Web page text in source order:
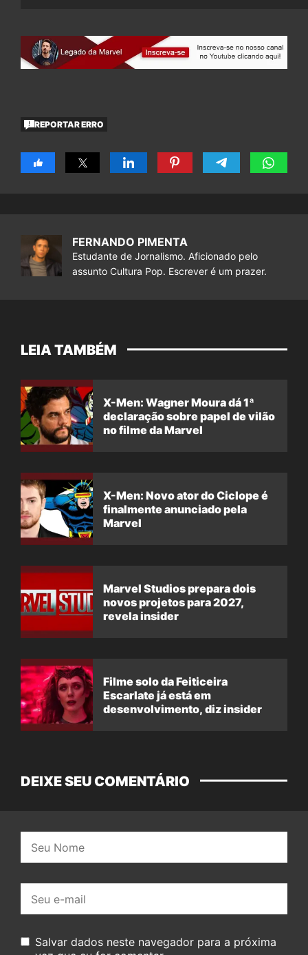
REPORTAR ERRO
FERNANDO PIMENTA
Estudante de Jornalismo. Aficionado pelo
assunto Cultura Pop. Escrever é um prazer.
LEIA TAMBÉM
X-Men: Wagner Moura dá 1ª
declaração sobre papel de vilão
no filme da Marvel
X-Men: Novo ator do Ciclope é
finalmente anunciado pela
Marvel
Marvel Studios prepara dois
novos projetos para 2027,
revela insider
Filme solo da Feiticeira
Escarlate já está em
desenvolvimento, diz insider
DEIXE SEU COMENTÁRIO
mail:
Salvar dados neste navegador para a próxima